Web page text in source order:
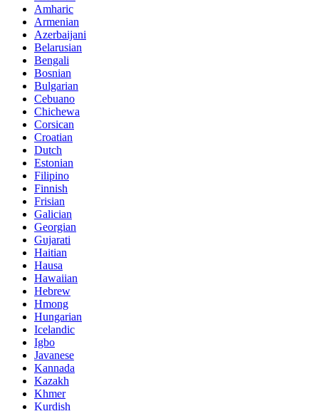
Amharic
Armenian
Azerbaijani
Belarusian
Bengali
Bosnian
Bulgarian
Cebuano
Chichewa
Corsican
Croatian
Dutch
Estonian
Filipino
Finnish
Frisian
Galician
Georgian
Gujarati
Haitian
Hausa
Hawaiian
Hebrew
Hmong
Hungarian
Icelandic
Igbo
Javanese
Kannada
Kazakh
Khmer
Kurdish